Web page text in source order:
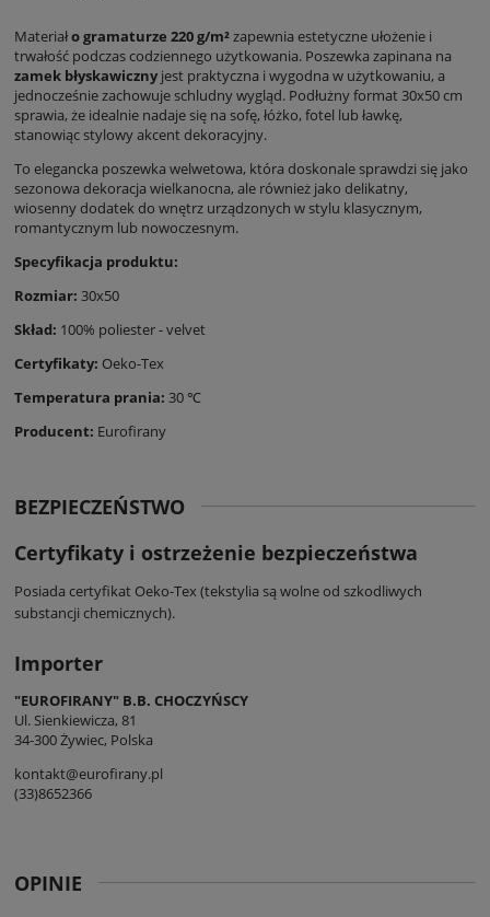
Materiało gramaturze 220 g/m² zapewnia estetyczne ułożenie i
trwałość podczas codziennego użytkowania. Poszewka zapinana na
zamek błyskawiczny jest praktyczna i wygodna w użytkowaniu, a
jednocześnie zachowuje schludny wygląd. Podłużny format 30x50 cm
sprawia, że idealnie nadaje się na sofę, łóżko, fotel lub ławkę,
stanowiąc stylowy akcent dekoracyjny.
To elegancka poszewka welwetowa, która doskonale sprawdzi się jako
sezonowa dekoracja wielkanocna, ale również jako delikatny,
wiosenny dodatek do wnętrz urządzonych w stylu klasycznym,
romantycznym lub nowoczesnym.
Specyfikacja produktu:
Rozmiar: 30x50
Skład: 100% poliester - velvet
Certyfikaty: Oeko-Tex
Temperatura prania: 30 ℃
Producent: Eurofirany
BEZPIECZEŃSTWO
Certyfikaty i ostrzeżenie bezpieczeństwa
Posiada certyfikat Oeko-Tex (tekstylia są wolne od szkodliwych
substancji chemicznych).
Importer
"EUROFIRANY" B.B. CHOCZYŃSCY
Ul. Sienkiewicza, 81
34-300 Żywiec, Polska
kontakt@eurofirany.pl
(33)8652366
OPINIE